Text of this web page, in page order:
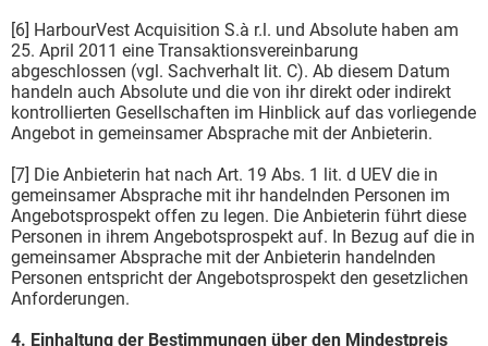
[6] HarbourVest Acquisition S.à r.l. und Absolute haben am
25. April 2011 eine Transaktionsvereinbarung
abgeschlossen (vgl. Sachverhalt lit. C). Ab diesem Datum
handeln auch Absolute und die von ihr direkt oder indirekt
kontrollierten Gesellschaften im Hinblick auf das vorliegende
Angebot in gemeinsamer Absprache mit der Anbieterin.
[7] Die Anbieterin hat nach Art. 19 Abs. 1 lit. d UEV die in
gemeinsamer Absprache mit ihr handelnden Personen im
Angebotsprospekt offen zu legen. Die Anbieterin führt diese
Personen in ihrem Angebotsprospekt auf. In Bezug auf die in
gemeinsamer Absprache mit der Anbieterin handelnden
Personen entspricht der Angebotsprospekt den gesetzlichen
Anforderungen.
4. Einhaltung der Bestimmungen über den Mindestpreis